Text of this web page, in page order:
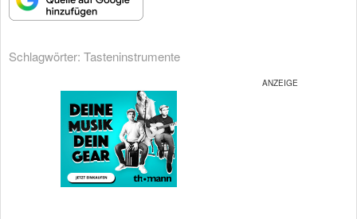
Schlagwörter: Tasteninstrumente